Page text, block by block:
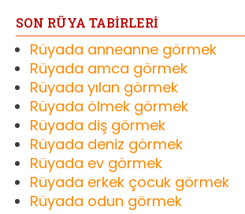
SON RÜYA TABİRLERİ
Rüyada anneanne görmek
Rüyada amca görmek
Rüyada yılan görmek
Rüyada ölmek görmek
Rüyada diş görmek
Rüyada deniz görmek
Rüyada ev görmek
Rüyada erkek çocuk görmek
Rüyada odun görmek